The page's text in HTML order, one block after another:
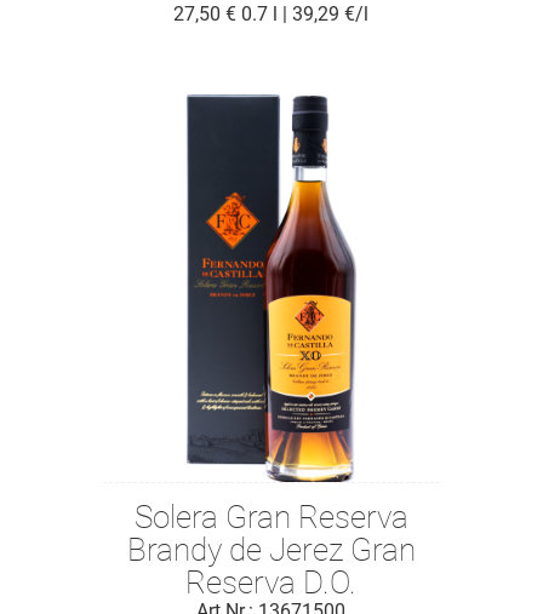
27,50 € 0.7 l | 39,29 €/l
Solera Gran Reserva
Brandy de Jerez Gran
Reserva D.O.